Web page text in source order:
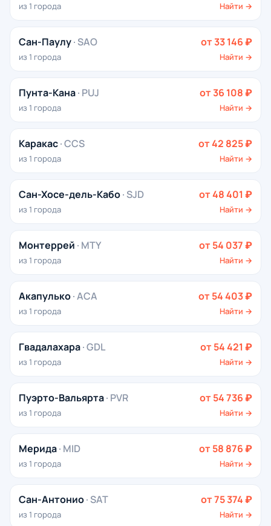
из 1 города Найти →
Сан-Паулу· SAO
из 1 города
от 33 146 ₽
Найти →
Пунта-Кана· PUJ
из 1 города
от 36 108 ₽
Найти →
Каракас· CCS
из 1 города
от 42 825 ₽
Найти →
Сан-Хосе-дель-Кабо· SJD
из 1 города
от 48 401 ₽
Найти →
Монтеррей · MTY
из 1 города
от 54 037 ₽
Найти →
Акапулько· ACA
из 1 города
от 54 403 ₽
Найти →
Гвадалахара· GDL
из 1 города
от 54 421 ₽
Найти →
Пуэрто-Вальярта· PVR
из 1 города
от 54 736 ₽
Найти →
Мерида· MID
из 1 города
от 58 876 ₽
Найти →
Сан-Антонио· SAT
из 1 города
от 75 374 ₽
Найти →